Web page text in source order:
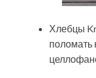
Хлебцы
поломать